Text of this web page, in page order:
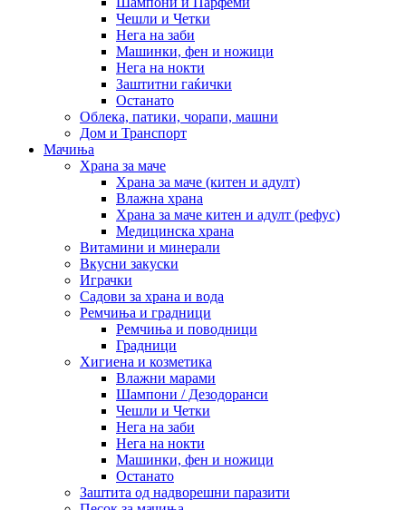
Чешли и Четки
Нега на заби
Машинки, фен и ножици
Нега на нокти
Заштитни гаќички
Останато
Облека, патики, чорапи, машни
Дом и Транспорт
Мачиња
Храна за маче
Храна за маче (китен и адулт)
Влажна храна
Храна за маче китен и адулт (рефус)
Медицинска храна
Витамини и минерали
Вкусни закуски
Играчки
Садови за храна и вода
Ремчиња и градници
Ремчиња и поводници
Градници
Хигиена и козметика
Влажни марами
Шампони / Дезодоранси
Чешли и Четки
Нега на заби
Нега на нокти
Машинки, фен и ножици
Останато
Заштита од надворешни паразити